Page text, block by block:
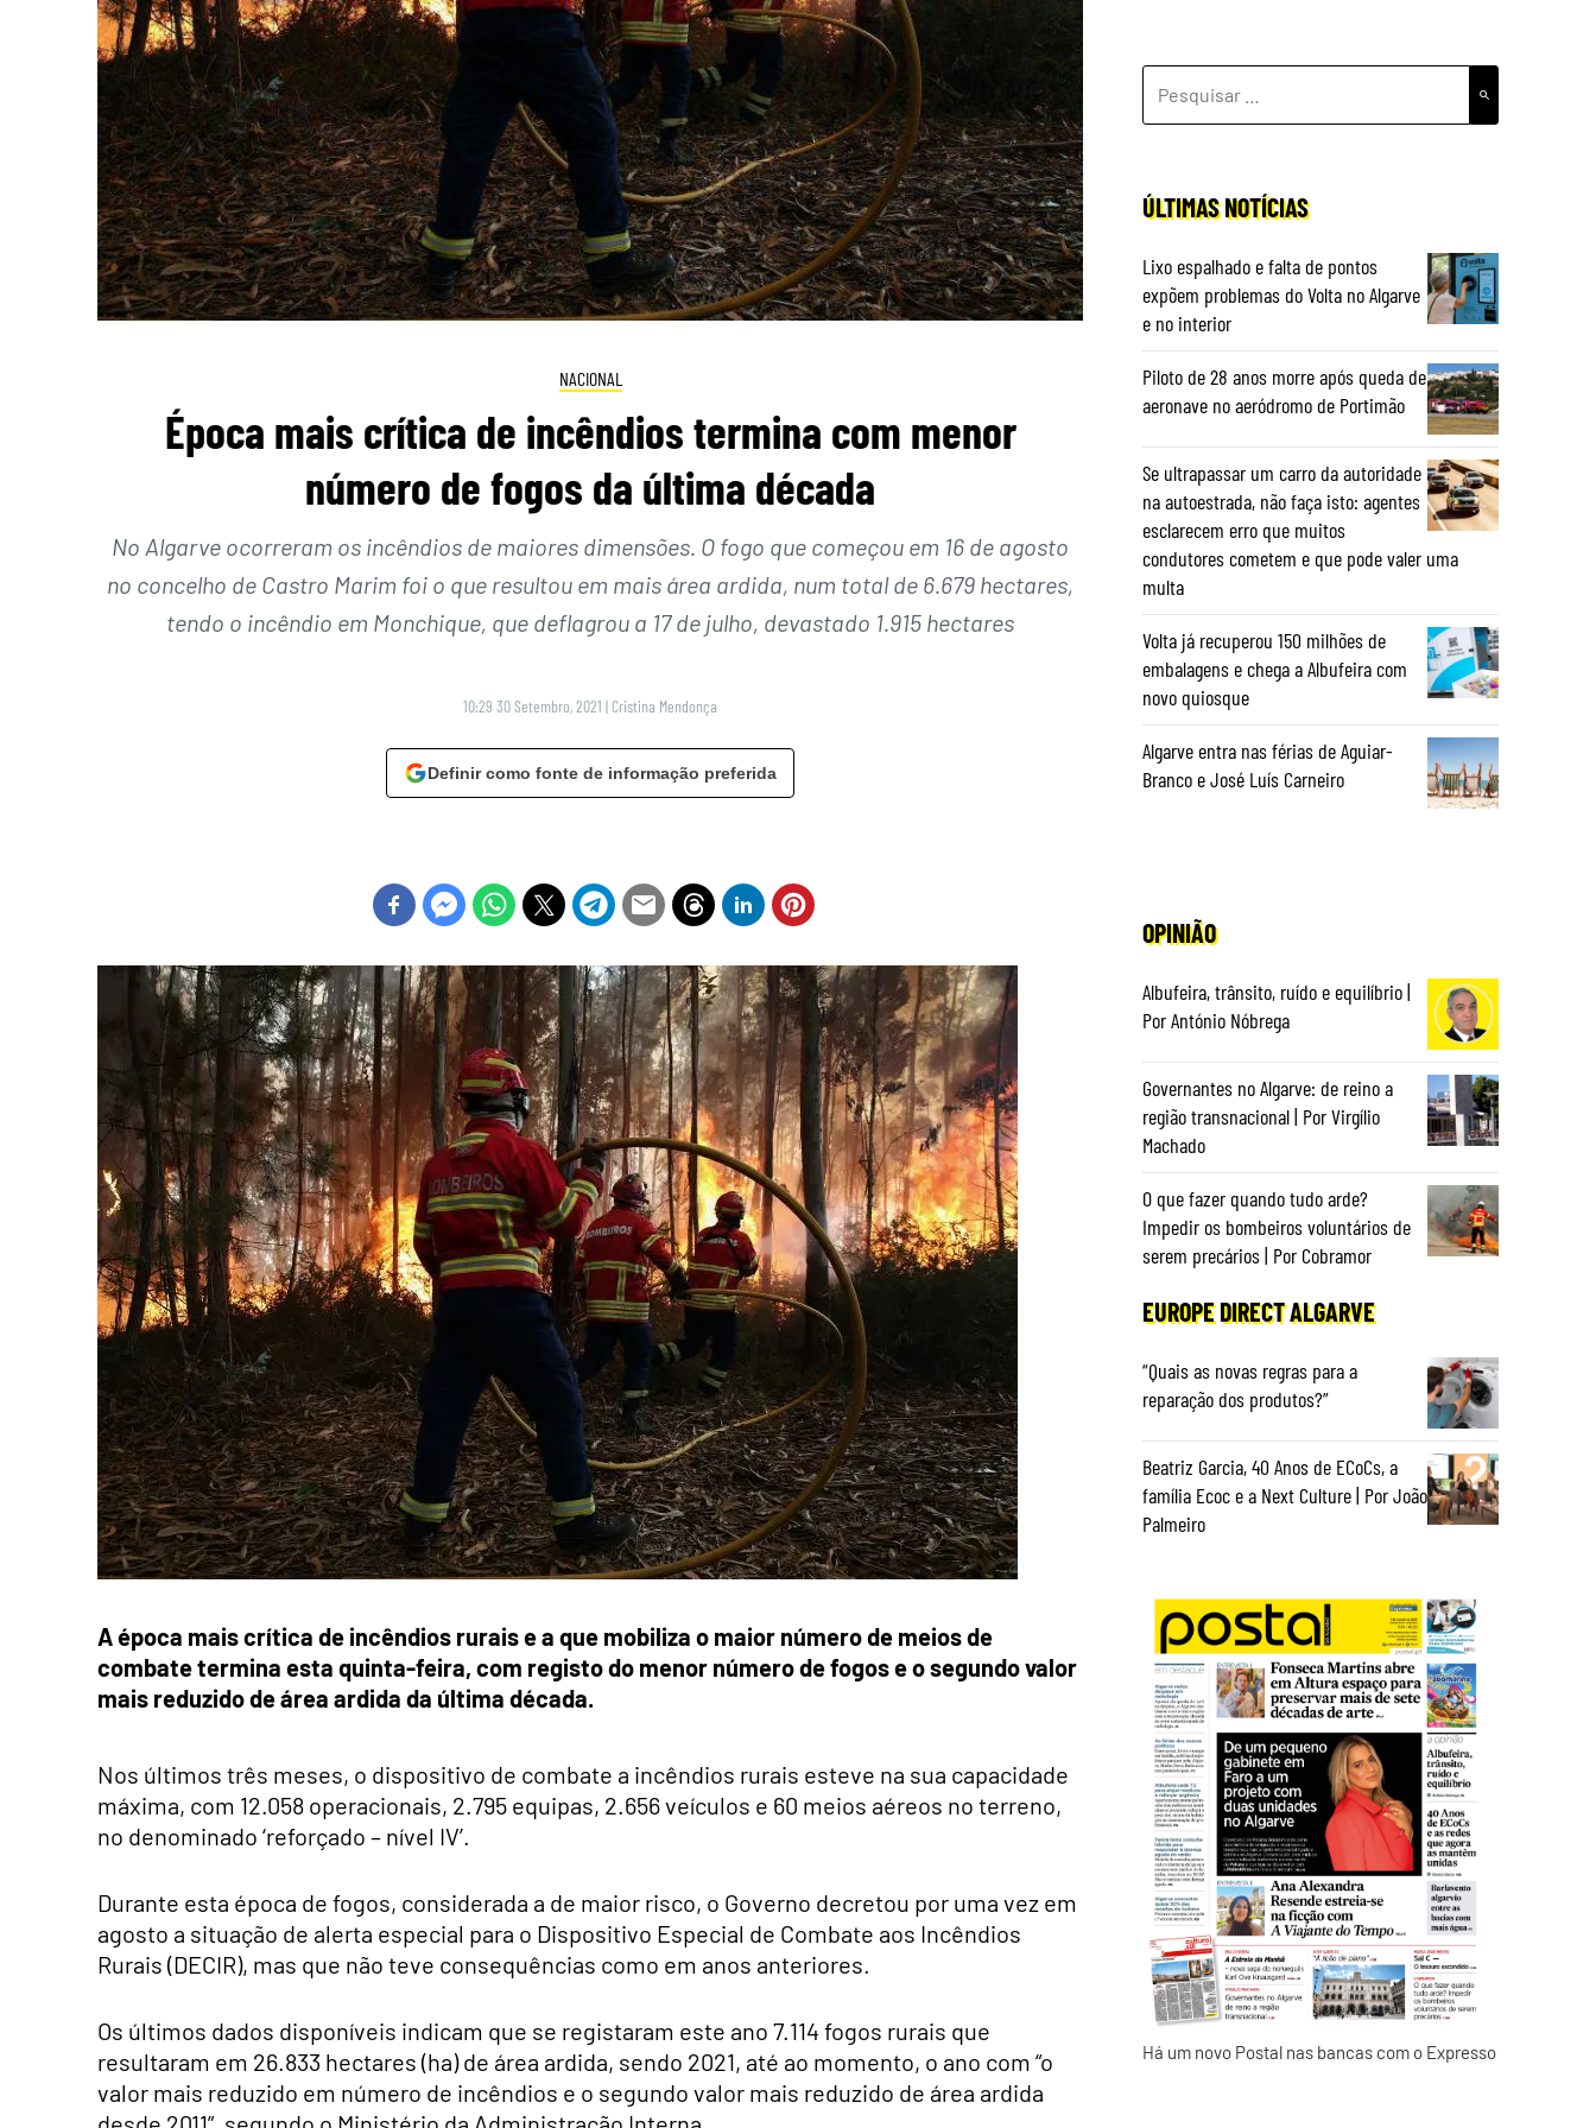
NACIONAL
Época mais crítica de incêndios termina com menor
número de fogos da última década
No Algarve ocorreram os incêndios de maiores dimensões. O fogo que começou em 16 de agosto
no concelho de Castro Marim foi o que resultou em mais área ardida, num total de 6.679 hectares,
tendo o incêndio em Monchique, que deflagrou a 17 de julho, devastado 1.915 hectares
10:29 30 Setembro, 2021 | Cristina Mendonça
Definir como fonte de informação preferida
A época mais crítica de incêndios rurais e a que mobiliza o maior número de meios de
combate termina esta quinta-feira, com registo do menor número de fogos e o segundo valor
mais reduzido de área ardida da última década.
Nos últimos três meses, o dispositivo de combate a incêndios rurais esteve na sua capacidade
máxima, com 12.058 operacionais, 2.795 equipas, 2.656 veículos e 60 meios aéreos no terreno,
no denominado ‘reforçado – nível IV’.
Durante esta época de fogos, considerada a de maior risco, o Governo decretou por uma vez em
agosto a situação de alerta especial para o Dispositivo Especial de Combate aos Incêndios
Rurais (DECIR), mas que não teve consequências como em anos anteriores.
Os últimos dados disponíveis indicam que se registaram este ano 7.114 fogos rurais que
resultaram em 26.833 hectares (ha) de área ardida, sendo 2021, até ao momento, o ano com “o
valor mais reduzido em número de incêndios e o segundo valor mais reduzido de área ardida
POR:
ÚLTIMAS NOTÍCIAS
Lixo espalhado e falta de pontos
expõem problemas do Volta no Algarve
e no interior
Piloto de 28 anos morre após queda de
aeronave no aeródromo de Portimão
Se ultrapassar um carro da autoridade
na autoestrada, não faça isto: agentes
esclarecem erro que muitos
condutores cometem e que pode valer uma
multa
Volta já recuperou 150 milhões de
embalagens e chega a Albufeira com
novo quiosque
Algarve entra nas férias de Aguiar-
Branco e José Luís Carneiro
OPINIÃO
Albufeira, trânsito, ruído e equilíbrio |
Por António Nóbrega
Governantes no Algarve: de reino a
região transnacional | Por Virgílio
Machado
O que fazer quando tudo arde?
Impedir os bombeiros voluntários de
serem precários | Por Cobramor
EUROPE DIRECT ALGARVE
“Quais as novas regras para a
reparação dos produtos?”
Beatriz Garcia, 40 Anos de ECoCs, a
família Ecoc e a Next Culture | Por João
Palmeiro
Há um novo Postal nas bancas com o Expresso